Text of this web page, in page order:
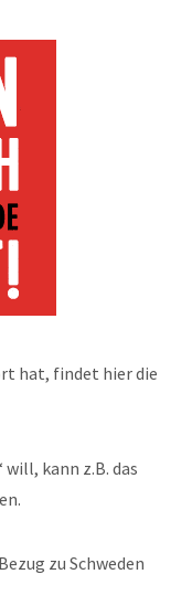
hat, findet hier die
kann z.B. das
zu Schweden